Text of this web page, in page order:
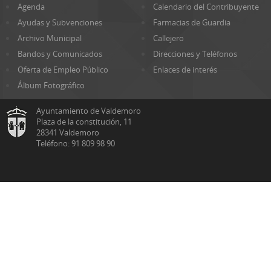
Agenda
Calendario del Contribuyente
Ayudas y Subvenciones
Farmacias de Guardia
Archivo Municipal
Callejero
Bandos y Comunicados
Direcciones y Teléfonos
Oferta de Empleo Público
Enlaces de interés
Álbum Fotográfico
Ayuntamiento de Valdemoro
Plaza de la constitución, 11
28341 Valdemoro
Teléfono: 91 809 98 90